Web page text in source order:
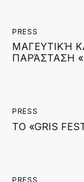
PRESS
ΜΑΓΕΥΤΙΚΉ
ΠΑΡΆΣΤΑΣΗ
PRESS
ΤΟ «GRIS
PRESS